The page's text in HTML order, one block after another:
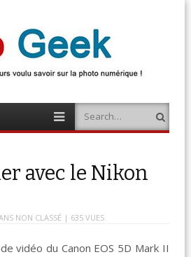
Search
avec le Nikon
NON CLASSÉ | 635 VUES
vidéo du Canon EOS 5D Mark II